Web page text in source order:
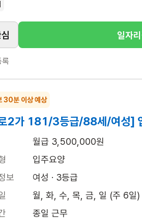
일자
록
30분 이상 예상
2가 181/3등급/88세/여성]
월급 3,500,000원
입주요양
보
여성 · 3등급
월, 화, 수, 목, 금, 일 (주 6일)
종일 근무